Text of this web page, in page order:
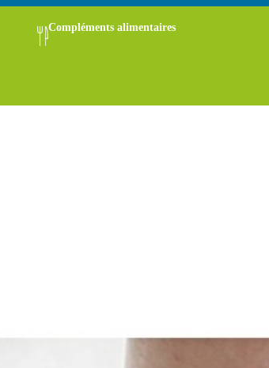
Compléments alimentaires